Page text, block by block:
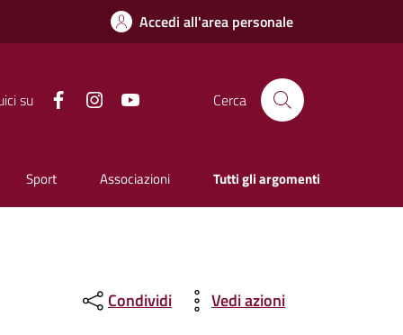
Accedi all'area personale
su Facebook Instagram Cerca
Sport Associazioni Tutti gli argomenti
Condividi
Vedi azioni